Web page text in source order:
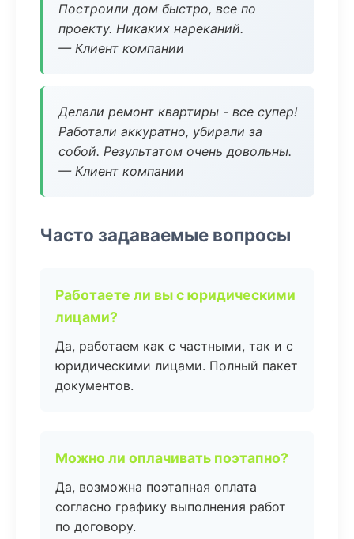
Построили дом быстро, все по
проекту. Никаких нареканий.
— Клиент компании
Делали ремонт квартиры - все супер!
Работали аккуратно, убирали за
собой. Результатом очень довольны.
— Клиент компании
Часто задаваемые вопросы
Работаете ли вы с юридическими
лицами?
Да, работаем как с частными, так и с
юридическими лицами. Полный пакет
документов.
Можно ли оплачивать поэтапно?
Да, возможна поэтапная оплата
согласно графику выполнения работ
по договору.